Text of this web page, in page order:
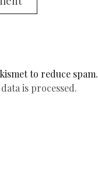
to reduce spam.
is processed.